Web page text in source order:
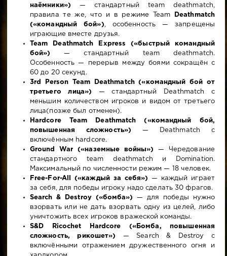
наёмники») — стандартный team deathmatch,
правила те же, что и в режиме Team
Deathmatch
(«командный бой») , особенность — запрещены
играющие вместе друзья.
Team Deathmatch Express («быстрый командный
бой»)
— стандартный team deathmatch.
Особенность — перерыв между боями сокращён с
60 до 20 секунд.
3rd Person Team Deathmatch («командный бой от
третьего лица») — стандартный Deathmatch с
меньшим количеством игроков и видом от третьего
лица(позже был отменен).
Hardcore Team Deathmatch («командный бой,
повышенная сложность») — Deathmatch с
включённым hardcore.
Ground War («наземные войны»)
— Чередование
стандартного team deathmatch и Domination.
Максимальный по численности режим — 18 человек.
Free-For-All («каждый за себя»)
— каждый играет
за себя, для победы игроку надо сделать 30 фрагов.
Search & Destroy («бомба»)
— для победы нужно
взорвать или не дать взорвать одну из целей, либо
уничтожить всех игроков вражеской команды.
S&D Ricochet Hardcore («Бомба, повышенная
сложность, рикошет»)
— Search & Destroy с
включёнными отражением дружественного огня и